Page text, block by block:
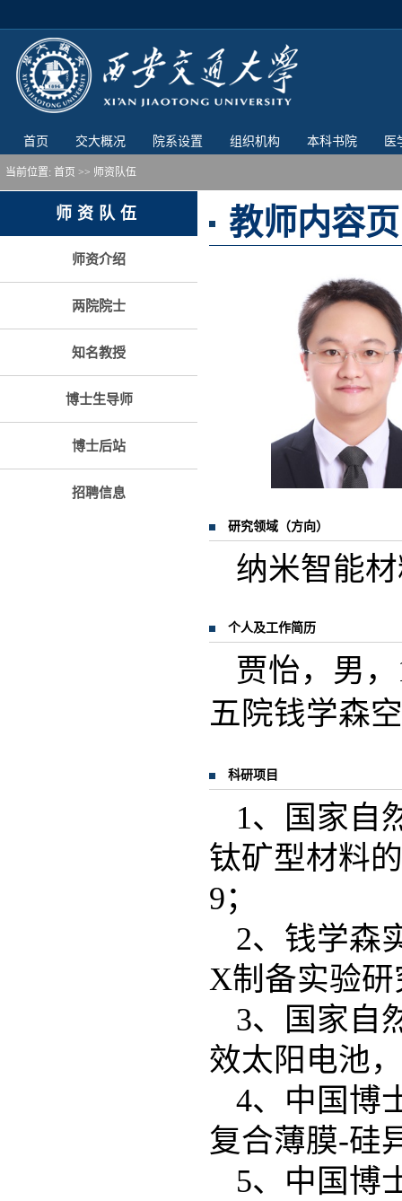
首页 交大概况 院系设置 组织机构 本科书院 医
当前位置: 首页 >> 师资队伍
师资队伍
师资介绍
两院院士
知名教授
博士生导师
博士后站
招聘信息
教师内容页
研究领域（方向）
纳米智能
个人及工作简历
贾怡， 男 ，
五院钱学森
科研项目
1、
国家自
钛矿型材料
9；
2、钱学森
X制备实验
3、
国家自
效太阳电池
4、 中国博
复合薄膜-硅
5、 中国博